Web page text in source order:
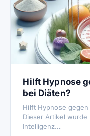
Hilft Hypnose
bei Diäten?
Hilft Hypnose gegen
Dieser Artikel
Intelligenz…